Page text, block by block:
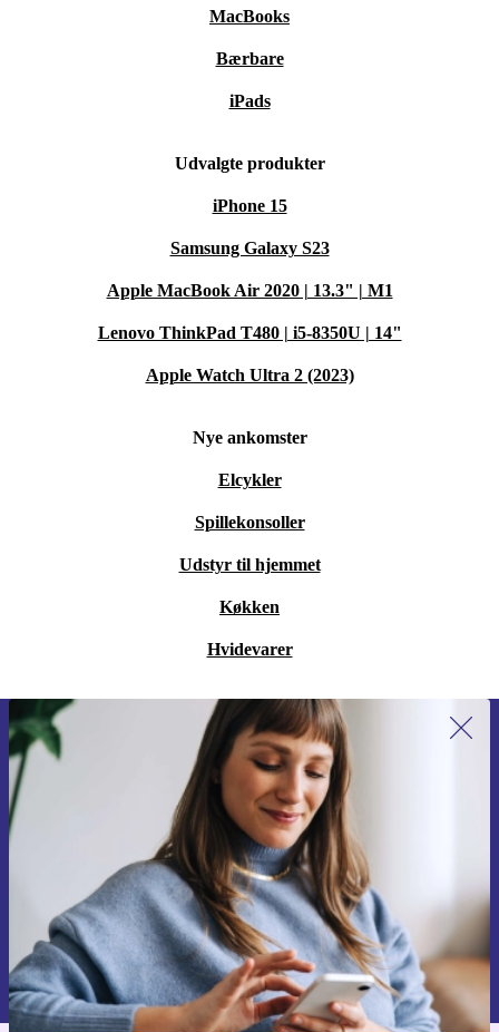
MacBooks
Bærbare
iPads
Udvalgte produkter
iPhone 15
Samsung Galaxy S23
Apple MacBook Air 2020 | 13.3" | M1
Lenovo ThinkPad T480 | i5-8350U | 14"
Apple Watch Ultra 2 (2023)
Nye ankomster
Elcykler
Spillekonsoller
Udstyr til hjemmet
Køkken
Hvidevarer
Tilmeld dig vores nyhedsbrev for
første gang og spar 115 kr!
Gå aldrig glip af et tilbud igen.
Anmod om kupon
Du kan finde information omkring vores brug af personlig data i vores
Privatlivspolitik